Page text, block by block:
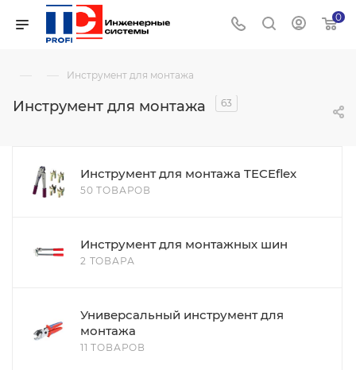
0
— — Инструмент для монтажа
Инструмент для монтажа 63
Инструмент для монтажа TECEflex
50 ТОВАРОВ
Инструмент для монтажных шин
2 ТОВАРА
Универсальный инструмент для
монтажа
11 ТОВАРОВ